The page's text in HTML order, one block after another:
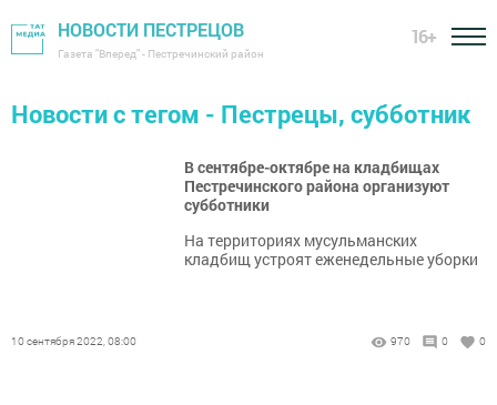
НОВОСТИ ПЕСТРЕЦОВ
Газета "Вперед" - Пестречинский район
16+
Новости с тегом - Пестрецы, субботник
В сентябре-октябре на кладбищах
Пестречинского района организуют
субботники
На территориях мусульманских
кладбищ устроят еженедельные уборки
10 сентября 2022, 08:00 970 0 0